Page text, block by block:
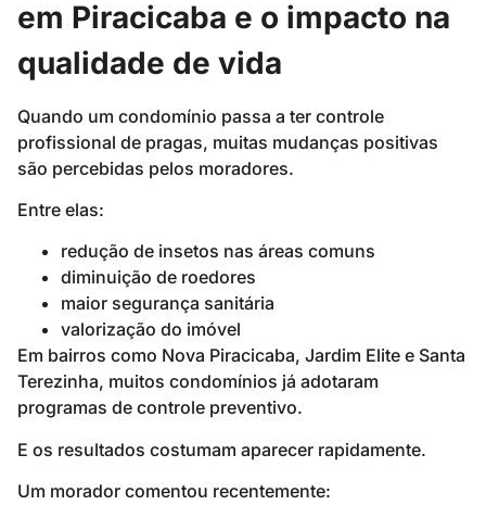
em Piracicaba e o impacto na
qualidade de vida
Quando um condomínio passa a ter controle
profissional de pragas, muitas mudanças positivas
são percebidas pelos moradores.
Entre elas:
redução de insetos nas áreas comuns
diminuição de roedores
maior segurança sanitária
valorização do imóvel
Em bairros como Nova Piracicaba, Jardim Elite e Santa
Terezinha, muitos condomínios já adotaram
programas de controle preventivo.
E os resultados costumam aparecer rapidamente.
Um morador comentou recentemente: